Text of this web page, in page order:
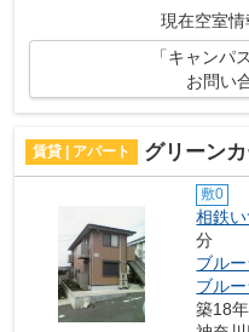
現在空室情
「キャンパ
お問い
賃貸 | アパート グリーン
敷0
相鉄
分
ブル
ブル
築18年